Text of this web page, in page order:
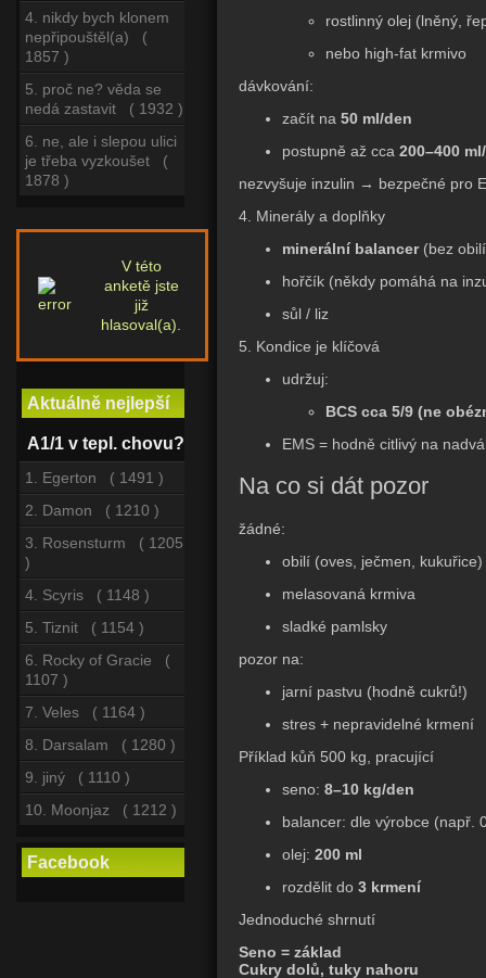
4. nikdy bych klonem
nepřipouštěl(a) (
1857 )
5. proč ne? věda se
nedá zastavit ( 1932 )
6. ne, ale i slepou ulici
je třeba vyzkoušet (
1878 )
V této
anketě jste
již
hlasoval(a).
Aktuálně nejlepší
A1/1 v tepl. chovu?
1. Egerton ( 1491 )
2. Damon ( 1210 )
3. Rosensturm ( 1205
)
4. Scyris ( 1148 )
5. Tiznit ( 1154 )
6. Rocky of Gracie (
1107 )
7. Veles ( 1164 )
8. Darsalam ( 1280 )
9. jiný ( 1110 )
10. Moonjaz ( 1212 )
Facebook
rostlinný olej (lněný,
nebo high-fat krmivo
dávkování:
začít na 50 ml/den
postupně až cca 200–400
nezvyšuje inzulin → bezpečné pro
4. Minerály a doplňky
minerální balancer(bez
hořčík (někdy pomáhá na
sůl / liz
5. Kondice je klíčová
udržuj:
BCS cca 5/9 (ne
EMS = hodně citlivý na
Na co si dát pozor
žádné:
obilí (oves, ječmen, kukuřice)
melasovaná krmiva
sladké pamlsky
pozor na:
jarní pastvu (hodně cukrů!)
stres + nepravidelné krmení
Příklad kůň 500 kg, pracující
seno: 8–10 kg/den
balancer: dle výrobce (např.
olej: 200 ml
rozdělit do 3 krmení
Jednoduché shrnutí
Seno = základ
Cukry dolů, tuky nahoru